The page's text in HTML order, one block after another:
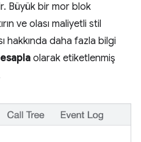
Büyük bir mor blok
ve olası maliyetli stil
hakkında daha fazla bilgi
olarak etiketlenmiş